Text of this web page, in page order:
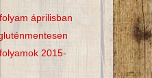
áprilisban
2015-